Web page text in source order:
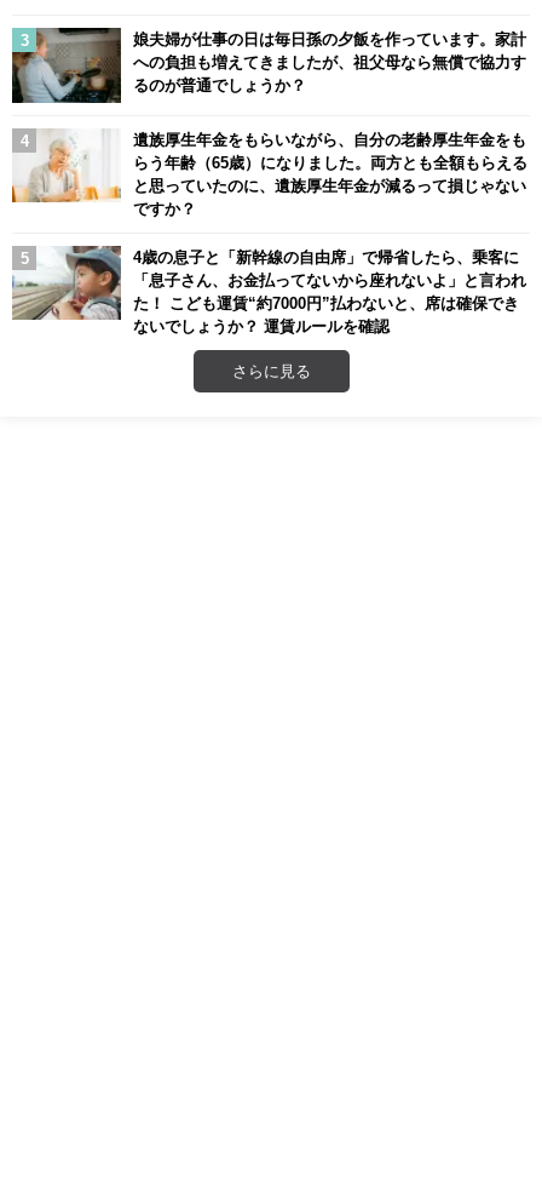
娘夫婦が仕事の日は毎日孫の夕飯を作っています。家計
への負担も増えてきましたが、祖父母なら無償で協力す
るのが普通でしょうか？
遺族厚生年金をもらいながら、自分の老齢厚生年金をも
らう年齢（65歳）になりました。両方とも全額もらえる
と思っていたのに、遺族厚生年金が減るって損じゃない
ですか？
4歳の息子と「新幹線の自由席」で帰省したら、乗客に
「息子さん、お金払ってないから座れないよ」と言われ
た！ こども運賃“約7000円”払わないと、席は確保でき
ないでしょうか？ 運賃ルールを確認
さらに見る